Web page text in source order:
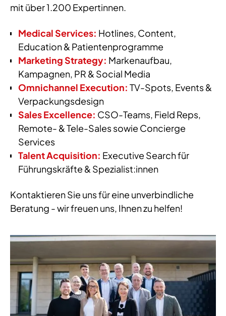
mit über 1.200 Expertinnen.
Medical Services: Hotlines, Content,
Education & Patientenprogramme
Marketing Strategy: Markenaufbau,
Kampagnen, PR & Social Media
Omnichannel Execution: TV-Spots, Events &
Verpackungsdesign
Sales Excellence: CSO-Teams, Field Reps,
Remote- & Tele-Sales sowie Concierge
Services
Talent Acquisition: Executive Search für
Führungskräfte & Spezialist:innen
Kontaktieren Sie uns für eine unverbindliche
Beratung - wir freuen uns, Ihnen zu helfen!